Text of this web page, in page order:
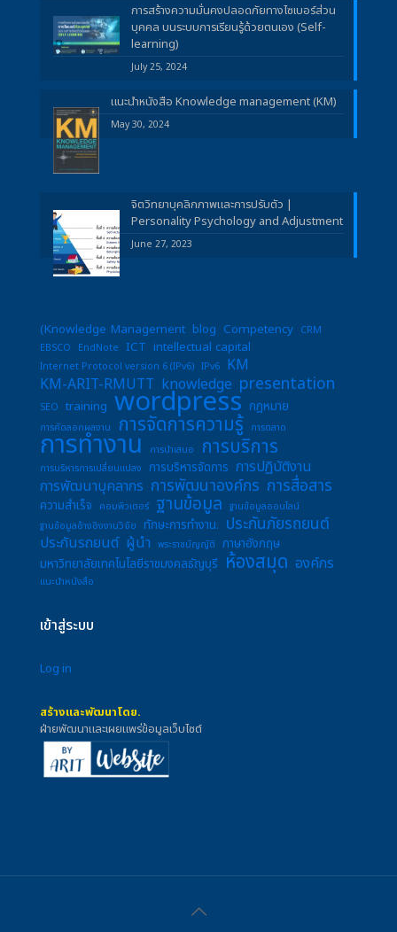
การสร้างความมั่นคงปลอดภัยทางไซเบอร์ส่วน
บุคคล บนระบบการเรียนรู้ด้วยตนเอง (Self-
learning)
July 25, 2024
แนะนำหนังสือ Knowledge management (KM)
May 30, 2024
จิตวิทยาบุคลิกภาพและการปรับตัว |
Personality Psychology and Adjustment
June 27, 2023
(Knowledge Management blog Competency CRM
EBSCO
EndNote ICT intellectual capital
Internet Protocol version 6 (IPv6) IPv6 KM
KM-ARIT-RMUTT knowledge presentation
SEO training wordpress กฎหมาย
การคัดลอกผลงาน การจัดการความรู้ การตลาด
การทำงาน การนำเสนอ การบริการ
การบริหารการเปลี่ยนแปลง การบริหารจัดการ การปฏิบัติงาน
การพัฒนาบุคลากร การพัฒนาองค์กร การสื่อสาร
ความสำเร็จ คอมพิวเตอร์ ฐานข้อมูล ฐานข้อมูลออนไลน์
ฐานข้อมูลอ้างอิงงานวิจัย
ทักษะการทำงาน. ประกันภัยรถยนต์
ประกันรถยนต์ ผู้นำ พระราชบัญญัติ ภาษาอังกฤษ
มหาวิทยาลัยเทคโนโลยีราชมงคลธัญบุรี ห้องสมุด องค์กร
แนะนำหนังสือ
เข้าสู่ระบบ
Log in
สร้างและพัฒนาโดย.
ฝ่ายพัฒนาและเผยแพร่ข้อมูลเว็บไซต์